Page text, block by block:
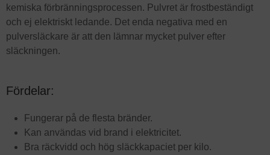
kemiska förbränningsprocessen. Pulvret är frostbeständigt
och ej elektriskt ledande. Det enda negativa med en
pulversläckare är att den lämnar mycket pulver efter
släckningen.
Fördelar:
Fungerar på de flesta bränder.
Kan användas vid brand i elektricitet.
Bra räckvidd och hög släckkapaciet per kilo.